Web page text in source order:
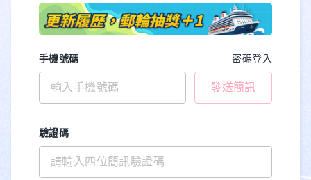
手機號碼 密碼登入
發送簡訊
驗證碼